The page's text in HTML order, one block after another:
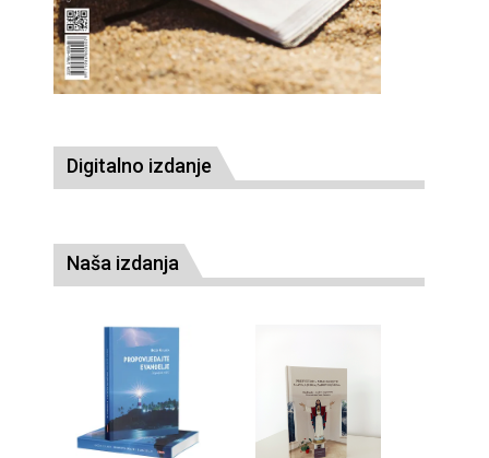
Digitalno izdanje
Naša izdanja